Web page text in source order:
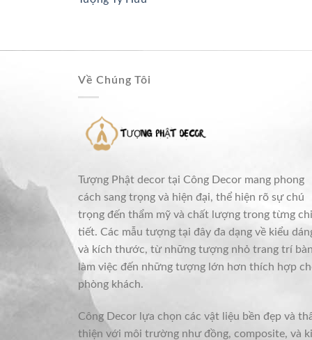
Về Chúng Tôi
Tượng Phật decor tại Công Decor mang phong
cách sang trọng và hiện đại, thể hiện rõ sự chú
trọng đến thẩm mỹ và chất lượng trong từng chi
tiết. Các mẫu tượng tại đây đa dạng về kiểu
và kích thước, từ những tượng nhỏ trang trí
làm việc đến những tượng lớn hơn thích hợp
phòng khách.
Công Decor lựa chọn các vật liệu bền đẹp và
thiện với môi trường như đồng, composite, và